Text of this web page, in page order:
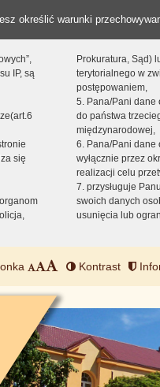
określić warunki
IP, są
się
Prokuratura, Sąd)
terytorialnego w
postępowaniem,
5. Pana/Pani dane
do państwa
międzynarodowej,
6. Pana/Pani dane
wyłącznie przez
realizacji celu
7. przysługuje
swoich danych
usunięcia lub
Kontrast